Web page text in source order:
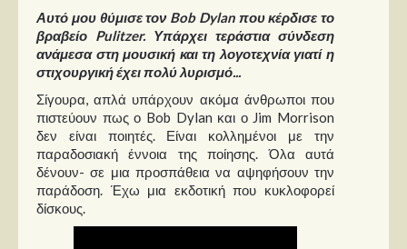
Αυτό μου θύμισε τον Bob Dylan που κέρδισε το
βραβείο Pulitzer. Υπάρχει τεράστια σύνδεση
ανάμεσα στη μουσική και τη λογοτεχνία γιατί η
στιχουργική έχει πολύ λυρισμό...
Σίγουρα, απλά υπάρχουν ακόμα άνθρωποι που
πιστεύουν πως ο Bob Dylan και ο Jim Morrison
δεν είναι ποιητές. Είναι κολλημένοι με την
παραδοσιακή έννοια της ποίησης. Όλα αυτά
δένουν- σε μια προσπάθεια να αψηφήσουν την
παράδοση. Έχω μια εκδοτική που κυκλοφορεί
δίσκους.